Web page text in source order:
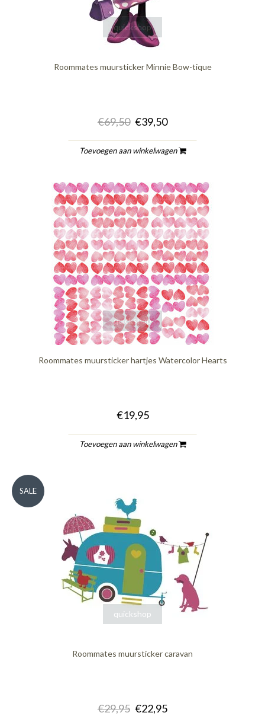
quickshop
Roommates muursticker Minnie Bow-tique
€69,50 €39,50
Toevoegen aan winkelwagen
quickshop
Roommates muursticker hartjes Watercolor Hearts
€19,95
Toevoegen aan winkelwagen
quickshop
SALE
Roommates muursticker caravan
€29,95 €22,95